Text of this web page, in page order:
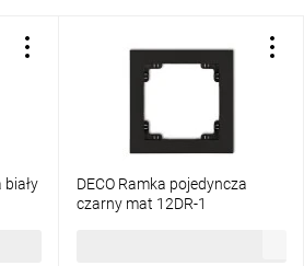
biały
DECO Ramka pojedyncza
czarny mat 12DR-1